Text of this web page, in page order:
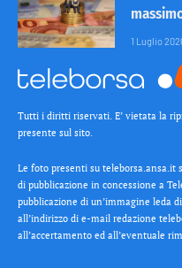
1 Luglio
Tutti i diritti riservati. E’ vietata la
presente sul sito.
Le foto presenti su teleborsa.ansa.it
di pubblicazione in concessione a
pubblicazione di un’immagine leda
all’indirizzo di e-mail redazione
all’accertamento ed all’eventuale